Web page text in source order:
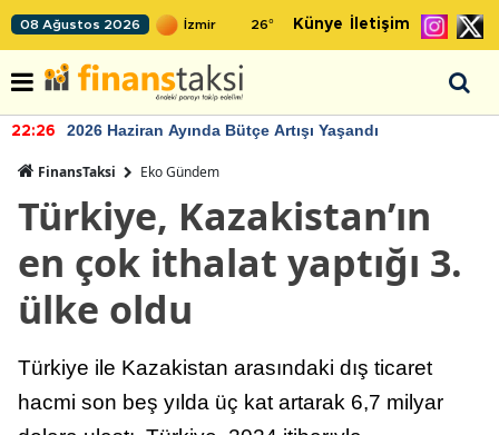
08 Ağustos 2026 26° Künye İletişim
22:26 2026 Haziran Ayında Bütçe Artışı Yaşandı
FinansTaksi Eko Gündem
Türkiye, Kazakistan’ın
en çok ithalat yaptığı 3.
ülke oldu
Türkiye ile Kazakistan arasındaki dış ticaret
hacmi son beş yılda üç kat artarak 6,7 milyar